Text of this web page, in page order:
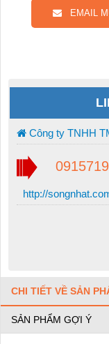
EMAIL
Công ty TNHH
http://
CHI TIẾT VỀ SẢN
SẢN PHẨM GỢI Ý